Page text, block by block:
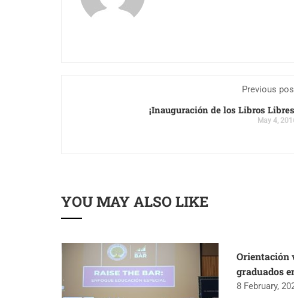
Previous
¡Inauguración de los Libros
May 4,
YOU MAY ALSO LIKE
Orientación
graduados
8 February,